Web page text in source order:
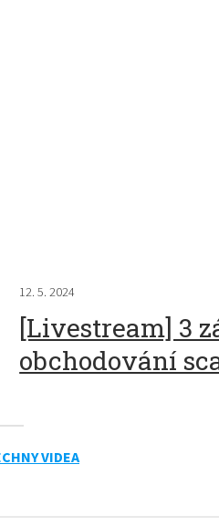
12. 5. 2024
[Livestream] 3
obchodování
VIDEA